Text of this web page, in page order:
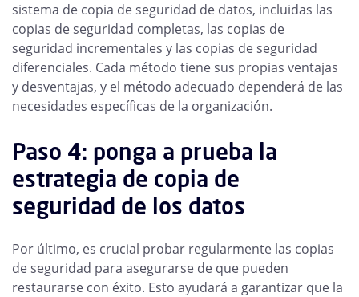
sistema de copia de seguridad de datos, incluidas las
copias de seguridad completas, las copias de
seguridad incrementales y las copias de seguridad
diferenciales. Cada método tiene sus propias ventajas
y desventajas, y el método adecuado dependerá de las
necesidades específicas de la organización.
Paso 4: ponga a prueba la
estrategia de copia de
seguridad de los datos
Por último, es crucial probar regularmente las copias
de seguridad para asegurarse de que pueden
restaurarse con éxito. Esto ayudará a garantizar que la